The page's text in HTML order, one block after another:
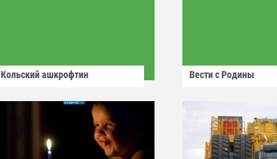
Кольский ашкрофтин Вести с Родины